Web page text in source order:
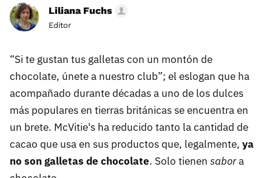
Liliana Fuchs
Editor
“Si te gustan tus galletas con un montón de
chocolate, únete a nuestro club”; el eslogan que ha
acompañado durante décadas a uno de los dulces
más populares en tierras británicas se encuentra en
un brete. McVitie's ha reducido tanto la cantidad de
cacao que usa en sus productos que, legalmente, ya
no son galletas de chocolate. Solo tienen sabora